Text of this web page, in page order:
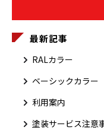
最新記事
RALカラー
ベーシックカラー
利用案内
塗装サービス注意